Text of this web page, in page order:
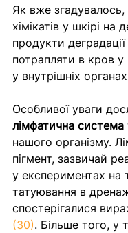
Як вже
хімікатів у шкірі на
продукти
потрапляти в кров у
у внутрішніх
Особливої уваги
лімфатична система
нашого організму.
пігмент, зазвичай
у експериментах на
татуювання в
спостерігалися
(30). Більше того, у